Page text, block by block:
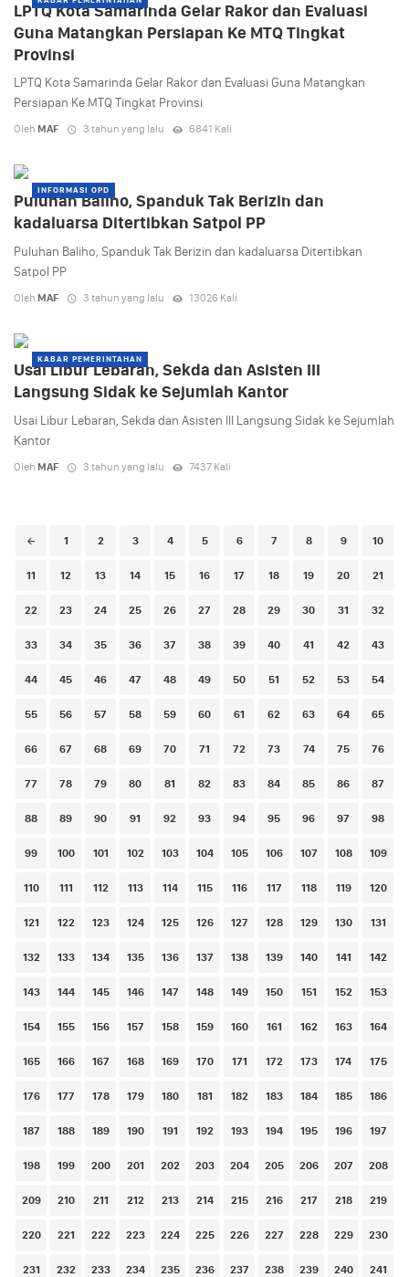
LPTQ Kota Samarinda Gelar Rakor dan Evaluasi
Guna Matangkan Persiapan Ke MTQ Tingkat
Provinsi
LPTQ Kota Samarinda Gelar Rakor dan Evaluasi Guna Matangkan
Persiapan Ke MTQ Tingkat Provinsi
Oleh MAF 3 tahun yang lalu 6841 Kali
INFORMASI OPD
Puluhan Baliho, Spanduk Tak Berizin dan
kadaluarsa Ditertibkan Satpol PP
Puluhan Baliho, Spanduk Tak Berizin dan kadaluarsa Ditertibkan
Satpol PP
Oleh MAF 3 tahun yang lalu 13026 Kali
KABAR PEMERINTAHAN
Usai Libur Lebaran, Sekda dan Asisten III
Langsung Sidak ke Sejumlah Kantor
Usai Libur Lebaran, Sekda dan Asisten III Langsung Sidak ke Sejumlah
Kantor
Oleh MAF 3 tahun yang lalu 7437 Kali
Posts
1 2 3 4 5 6 7 8 9 10
11 12 13 14 15 16 17 18 19 20 21
22 23 24 25 26 27 28 29 30 31 32
33 34 35 36 37 38 39 40 41 42 43
44 45 46 47 48 49 50 51 52 53 54
55 56 57 58 59 60 61 62 63 64 65
66 67 68 69 70 71 72 73 74 75 76
77 78 79 80 81 82 83 84 85 86 87
88 89 90 91 92 93 94 95 96 97 98
99 100 101 102 103 104 105 106 107 108 109
110 111 112 113 114 115 116 117 118 119 120
121 122 123 124 125 126 127 128 129 130 131
132 133 134 135 136 137 138 139 140 141 142
143 144 145 146 147 148 149 150 151 152 153
154 155 156 157 158 159 160 161 162 163 164
165 166 167 168 169 170 171 172 173 174 175
176 177 178 179 180 181 182 183 184 185 186
187 188 189 190 191 192 193 194 195 196 197
198 199 200 201 202 203 204 205 206 207 208
209 210 211 212 213 214 215 216 217 218 219
220 221 222 223 224 225 226 227 228 229 230
231 232 233 234 235 236 237 238 239 240 241